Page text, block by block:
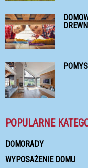
POPULARNE
DOMORADY
WYPOSAŻENIE DOMU